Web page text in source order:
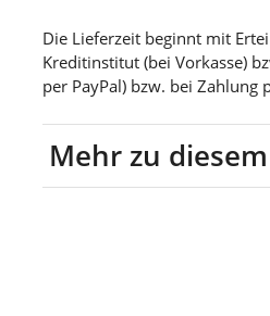
Die Lieferzeit beginnt mit
Kreditinstitut (bei Vorkasse)
per PayPal) bzw. bei Zahlung
Mehr zu